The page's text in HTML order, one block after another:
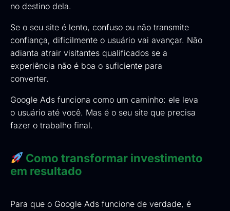
no destino dela.
Se o seu site é lento, confuso ou não transmite
confiança, dificilmente o usuário vai avançar. Não
adianta atrair visitantes qualificados se a
experiência não é boa o suficiente para
converter.
Google Ads funciona como um caminho: ele leva
o usuário até você. Mas é o seu site que precisa
fazer o trabalho final.
Como transformar investimento
em resultado
Para que o Google Ads funcione de verdade, é